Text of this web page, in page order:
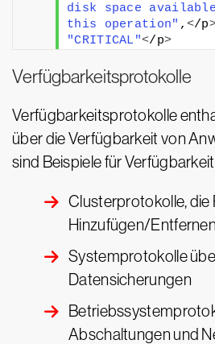
disk space
this operation" , </p
"CRITICAL"</p>
Verfügbarkeitsprotokolle
Verfügbarkeitsprotokolle
über die Verfügbarkeit von
sind Beispiele für
Clusterprotokolle, die
Hinzufügen/
Systemprotokolle
Datensicherungen
Abschaltungen und